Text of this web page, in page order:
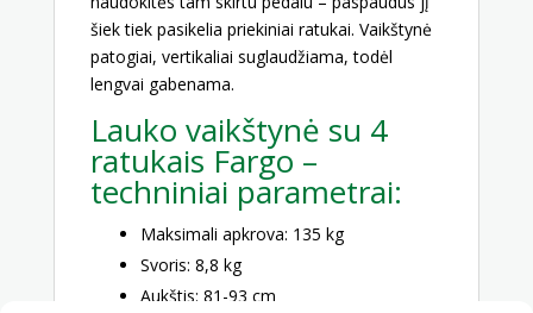
šiek tiek pasikelia priekiniai ratukai. Vaikštynė
patogiai, vertikaliai suglaudžiama, todėl
lengvai gabenama.
Lauko vaikštynė su 4
ratukais Fargo –
techniniai parametrai:
Maksimali apkrova: 135 kg
Svoris: 8,8 kg
Aukštis: 81-93 cm